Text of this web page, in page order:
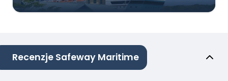
Recenzje Safeway Maritime